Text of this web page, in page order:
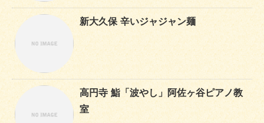
新大久保 辛いジャジャン麺
高円寺 鮨「波やし」阿佐ヶ谷ピアノ教
室